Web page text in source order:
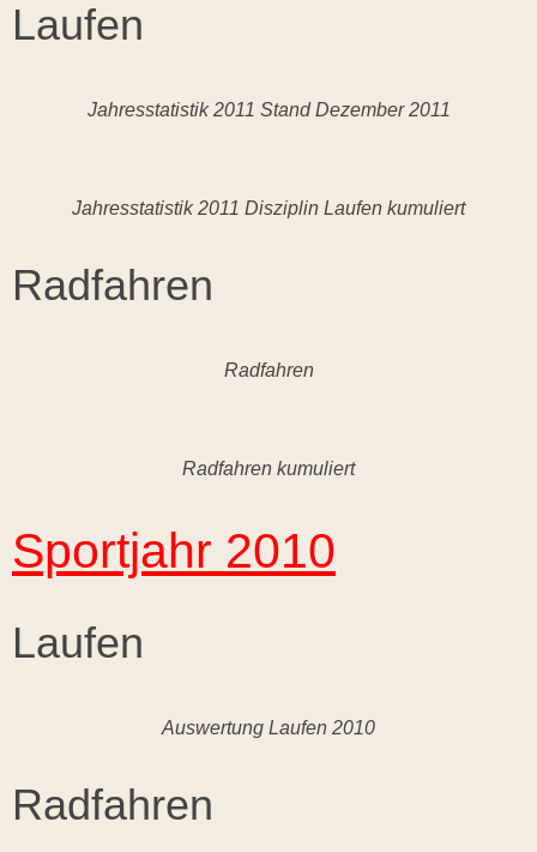
Laufen
Jahresstatistik 2011 Stand Dezember 2011
Jahresstatistik 2011 Disziplin Laufen kumuliert
Radfahren
Radfahren
Radfahren kumuliert
Sportjahr 2010
Laufen
Auswertung Laufen 2010
Radfahren